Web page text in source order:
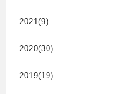
2021(9)
2020(30)
2019(19)